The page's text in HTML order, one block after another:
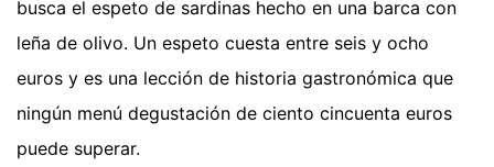
busca el espeto de sardinas hecho en una barca con
leña de olivo. Un espeto cuesta entre seis y ocho
euros y es una lección de historia gastronómica que
ningún menú degustación de ciento cincuenta euros
puede superar.